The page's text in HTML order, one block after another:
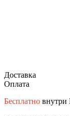
Доставка
Оплата
Бесплатно внутри